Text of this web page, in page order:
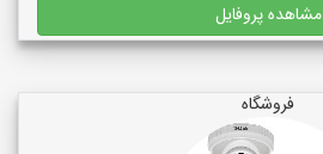
مشاهده پروفایل
فروشگاه